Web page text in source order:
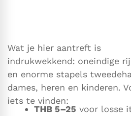
Wat je hier aantreft is
indrukwekkend: oneindige
en enorme stapels
dames, heren en kinderen.
iets te vinden:
THB 5–25 voor losse